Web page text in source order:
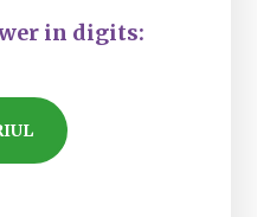
in digits: